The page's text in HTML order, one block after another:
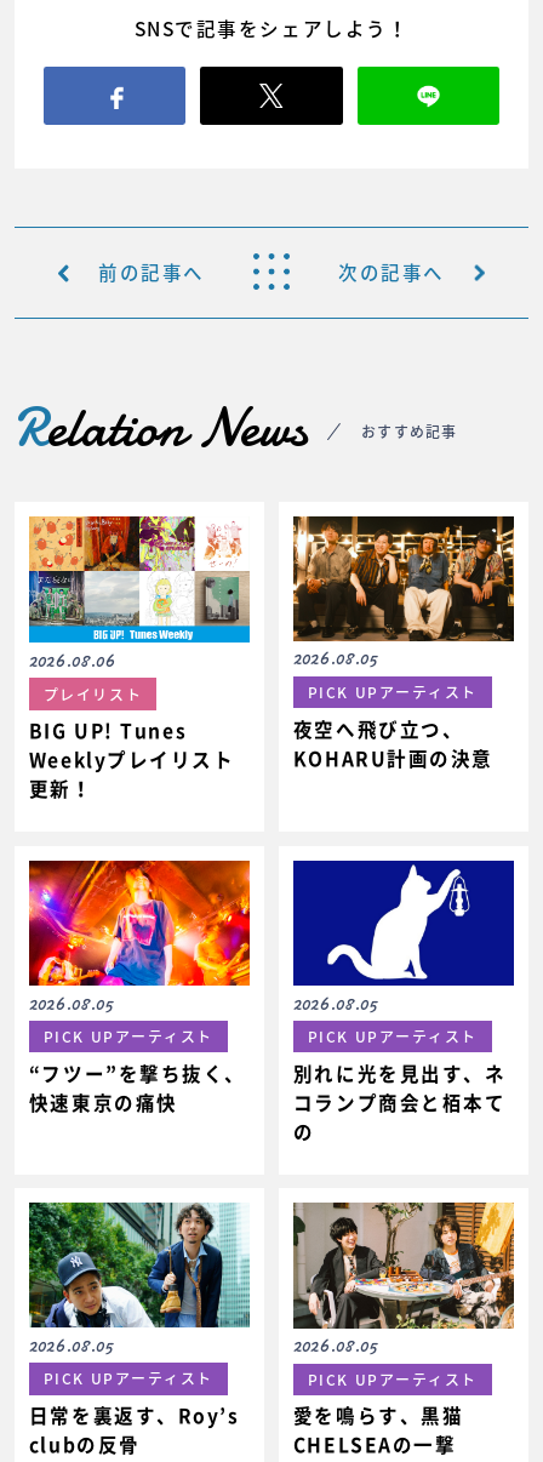
SNSで記事をシェアしよう！
前の記事へ 次の記事へ
Relation News おすすめ記事
2026.08.06
プレイリスト
BIG UP! Tunes
Weeklyプレイリスト
更新！
2026.08.05
PICK UPアーティスト
夜空へ飛び立つ、
KOHARU計画の決意
2026.08.05
PICK UPアーティスト
“フツー”を撃ち抜く、
快速東京の痛快
2026.08.05
PICK UPアーティスト
別れに光を見出す、ネ
コランプ商会と栢本て
の
2026.08.05
PICK UPアーティスト
日常を裏返す、Roy’s
clubの反骨
2026.08.05
PICK UPアーティスト
愛を鳴らす、黒猫
CHELSEAの一撃